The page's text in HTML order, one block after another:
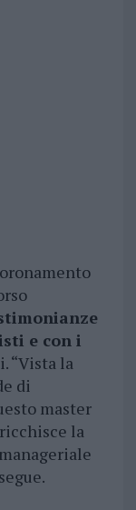
e con i
“Vista la
di
master
la